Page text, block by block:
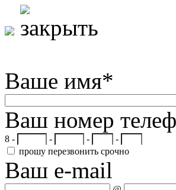
Ваше имя*
Ваш номер
8 - - -
-
прошу перезвонить срочно
Ваш e-mail